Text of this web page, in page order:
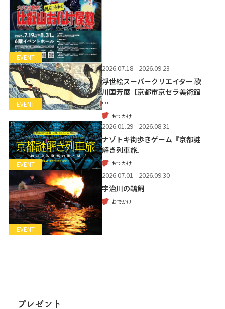
EVENT
EVENT
2026.07.18 - 2026.09.23
浮世絵スーパークリエイター 歌
川国芳展【京都市京セラ美術館
…
おでかけ
EVENT
2026.01.29 - 2026.08.31
ナゾトキ街歩きゲーム『京都謎
解き列車旅』
おでかけ
EVENT
2026.07.01 - 2026.09.30
宇治川の鵜飼
おでかけ
プレゼント